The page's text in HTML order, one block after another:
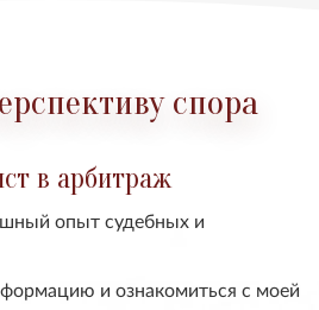
спора
в арбитраж
опыт судебных и
и ознакомиться с моей